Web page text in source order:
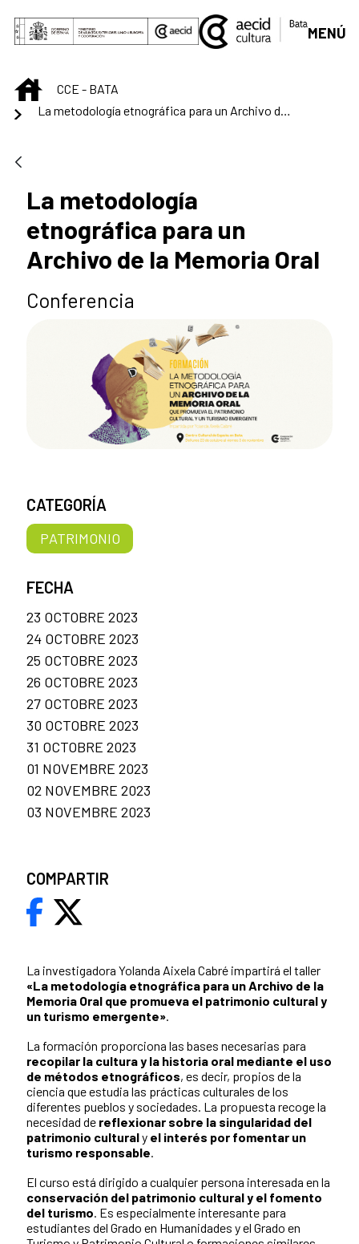
Saut au contenu principal
MENÚ
INICIOCCE - BATA
La metodología etnográfica para un Archivo de la Memoria Oral
La metodología
etnográfica para un
Archivo de la Memoria Oral
Conferencia
La investigadora Yolanda Aixela Cabré impartirá el taller
«La metodología etnográfica para un Archivo de la
Memoria Oral que promueva el patrimonio cultural y
un turismo emergente».
La formación proporciona las bases necesarias para
recopilar la cultura y la historia oral mediante el uso
de métodos etnográficos, es decir, propios de la
ciencia que estudia las prácticas culturales de los
diferentes pueblos y sociedades. La propuesta recoge la
necesidad de reflexionar sobre la singularidad del
patrimonio culturaly el interés por fomentar un
turismo responsable.
El curso está dirigido a cualquier persona interesada en la
conservación del patrimonio cultural y el fomento
del turismo. Es especialmente interesante para
estudiantes del Grado en Humanidades y el Grado en
CATEGORÍA
PATRIMONIO
FECHA
23 OCTOBRE 2023
24 OCTOBRE 2023
25 OCTOBRE 2023
26 OCTOBRE 2023
27 OCTOBRE 2023
30 OCTOBRE 2023
31 OCTOBRE 2023
01 NOVEMBRE 2023
02 NOVEMBRE 2023
03 NOVEMBRE 2023
COMPARTIR